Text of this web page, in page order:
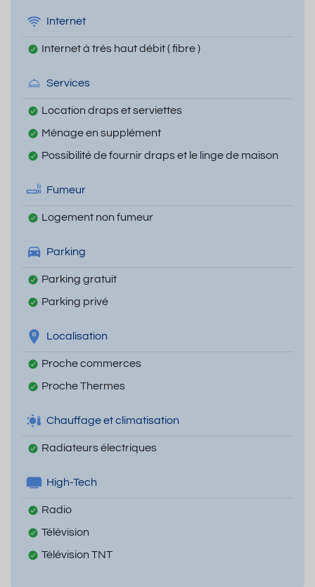
Internet
Internet à très haut débit ( fibre )
Services
Location draps et serviettes
Ménage en supplément
Possibilité de fournir draps et le linge de maison
Fumeur
Logement non fumeur
Parking
Parking gratuit
Parking privé
Localisation
Proche commerces
Proche Thermes
Chauffage et climatisation
Radiateurs électriques
High-Tech
Radio
Télévision
Télévision TNT